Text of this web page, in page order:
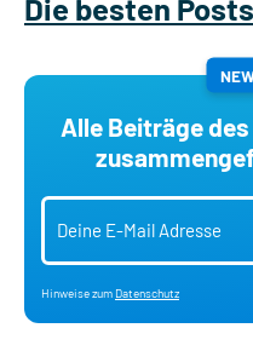
Die besten
Alle Beiträge
Hinweise zum Datenschutz